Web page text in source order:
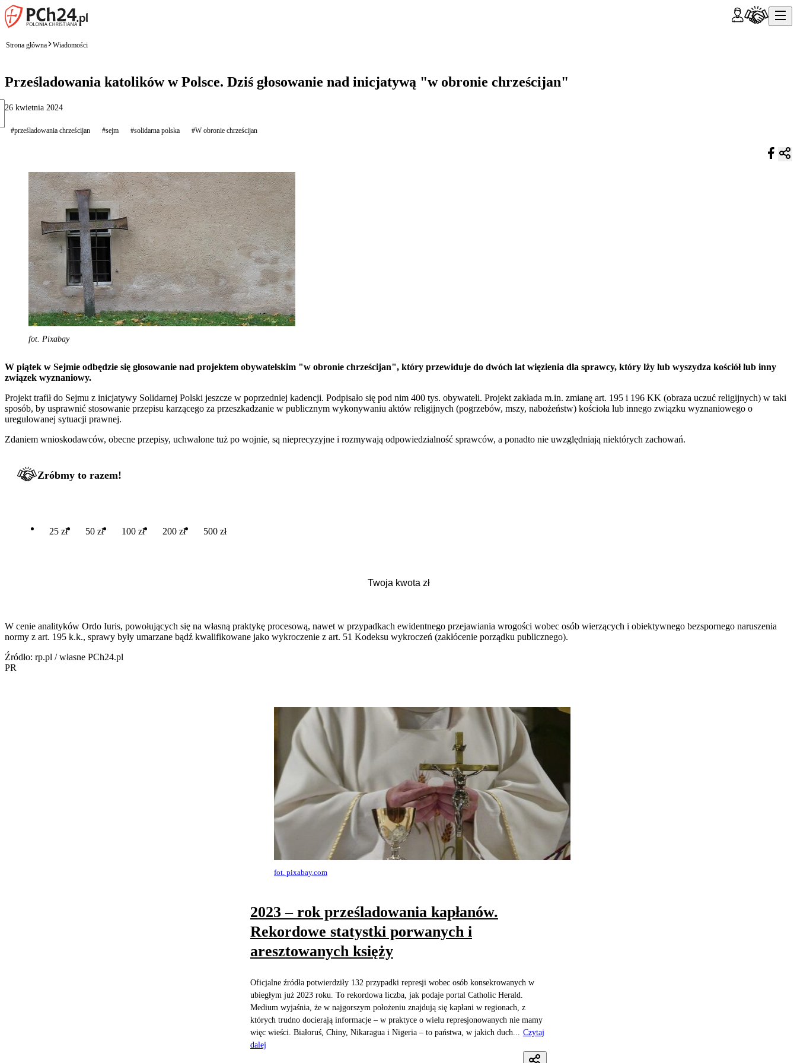
Strona główna Wiadomości
Prześladowania katolików w Polsce. Dziś głosowanie nad inicjatywą "w obronie chrześcijan"
26 kwietnia 2024
#prześladowania chrześcijan #sejm #solidarna polska #W obronie chrześcijan
fot. Pixabay
W piątek w Sejmie odbędzie się głosowanie nad projektem obywatelskim "w obronie chrześcijan", który przewiduje do dwóch lat więzienia dla sprawcy, który lży lub wyszydza kościół lub inny
związek wyznaniowy.
Projekt trafił do Sejmu z inicjatywy Solidarnej Polski jeszcze w poprzedniej kadencji. Podpisało się pod nim 400 tys. obywateli. Projekt zakłada m.in. zmianę art. 195 i 196 KK (obraza uczuć religijnych) w taki
sposób, by usprawnić stosowanie przepisu karzącego za przeszkadzanie w publicznym wykonywaniu aktów religijnych (pogrzebów, mszy, nabożeństw) kościoła lub innego związku wyznaniowego o
uregulowanej sytuacji prawnej.
Zdaniem wnioskodawców, obecne przepisy, uchwalone tuż po wojnie, są nieprecyzyjne i rozmywają odpowiedzialność sprawców, a ponadto nie uwzględniają niektórych zachowań.
Zróbmy to razem!
25 zł 50 zł 100 zł 200 zł 500 zł
W cenie analityków Ordo Iuris, powołujących się na własną praktykę procesową, nawet w przypadkach ewidentnego przejawiania wrogości wobec osób wierzących i obiektywnego bezspornego naruszenia
normy z art. 195 k.k., sprawy były umarzane bądź kwalifikowane jako wykroczenie z art. 51 Kodeksu wykroczeń (zakłócenie porządku publicznego).
Źródło: rp.pl / własne PCh24.pl
PR
fot. pixabay.com
2023 – rok prześladowania kapłanów.
Rekordowe statystki porwanych i
aresztowanych księży
Oficjalne źródła potwierdziły 132 przypadki represji wobec osób konsekrowanych w
ubiegłym już 2023 roku. To rekordowa liczba, jak podaje portal Catholic Herald.
Medium wyjaśnia, że w najgorszym położeniu znajdują się kapłani w regionach, z
których trudno docierają informacje – w praktyce o wielu represjonowanych nie mamy
więc wieści. Białoruś, Chiny, Nikaragua i Nigeria – to państwa, w jakich duch...
Czytaj
dalej